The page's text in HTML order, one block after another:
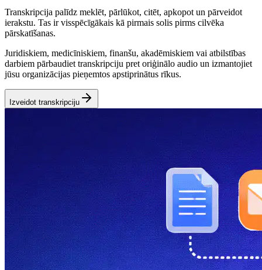
Transkripcija palīdz meklēt, pārlūkot, citēt, apkopot un pārveidot
ierakstu. Tas ir visspēcīgākais kā pirmais solis pirms cilvēka
pārskatīšanas.
Juridiskiem, medicīniskiem, finanšu, akadēmiskiem vai atbilstības
darbiem pārbaudiet transkripciju pret oriģinālo audio un izmantojiet
jūsu organizācijas pieņemtos apstiprinātus rīkus.
Izveidot transkripciju